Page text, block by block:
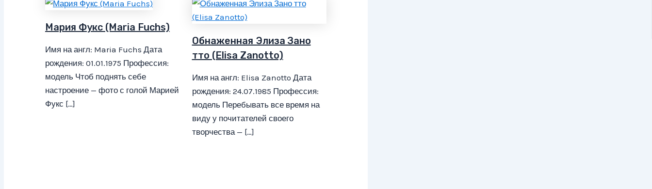
Мария Фукс (Maria Fuchs)
Имя на англ: Maria Fuchs Дата
рождения: 01.01.1975 Профессия:
модель Чтоб поднять себе
настроение — фото с голой Марией
Фукс […]
Обнаженная Элиза Зано
тто (Elisa Zanotto)
Имя на англ: Elisa Zanotto Дата
рождения: 24.07.1985 Профессия:
модель Перебывать все время на
виду у почитателей своего
творчества — […]